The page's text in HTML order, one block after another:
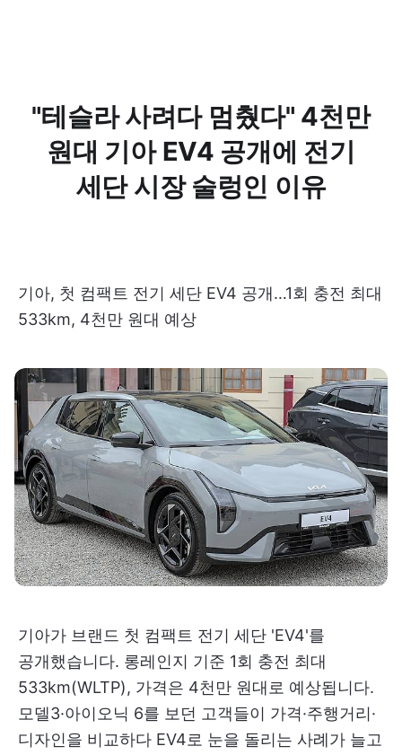
"테슬라 사려다 멈췄다" 4천만
원대 기아 EV4 공개에 전기
세단 시장 술렁인 이유
기아, 첫 컴팩트 전기 세단 EV4 공개…1회 충전 최대
533km, 4천만 원대 예상
기아가 브랜드 첫 컴팩트 전기 세단 'EV4'를
공개했습니다. 롱레인지 기준 1회 충전 최대
533km(WLTP), 가격은 4천만 원대로 예상됩니다.
모델3·아이오닉 6를 보던 고객들이 가격·주행거리·
디자인을 비교하다 EV4로 눈을 돌리는 사례가 늘고